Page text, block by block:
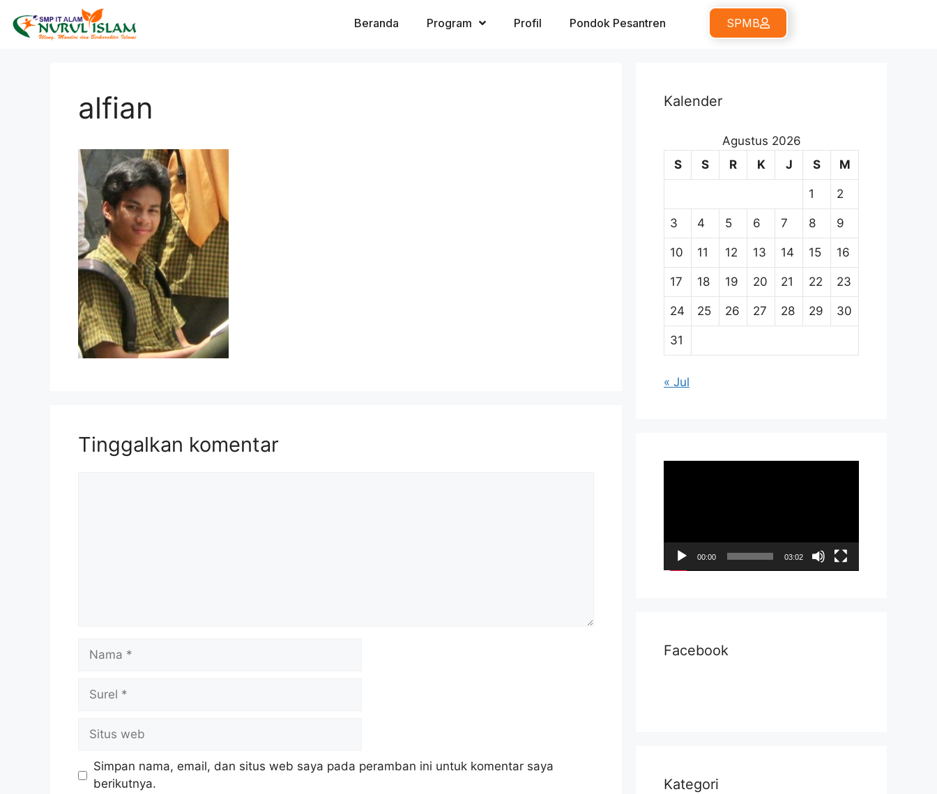
Beranda Program Profil Pondok Pesantren SPMB
alfian
Tinggalkan komentar
Simpan nama, email, dan situs web saya pada peramban ini untuk komentar saya
berikutnya.
Kalender
Agustus 2026
S
S R K J S M
1 2
3 4 5 6 7 8 9
10 11 12 13 14 15 16
17 18 19 20 21 22 23
24 25 26 27 28 29 30
31
« Jul
00:00 03:02
Facebook
Kategori